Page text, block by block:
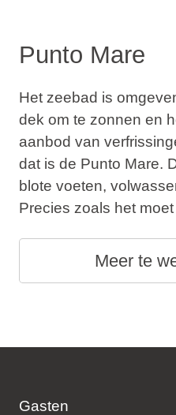
Punto Mare
Het zeebad is
dek om te zonnen en
aanbod van
dat is de Punto Mare.
blote voeten,
Precies zoals het moet
Meer te
Gasten